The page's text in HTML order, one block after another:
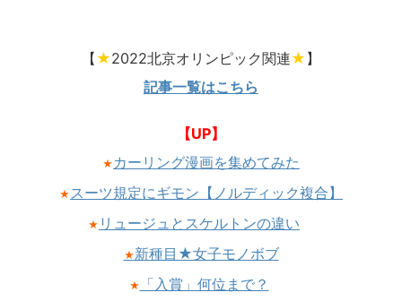
【 ★2022北京オリンピック関連★ 】
記事一覧はこちら
【UP】
★ カーリング漫画を集めてみた
★スーツ規定にギモン【ノルディック複合】
★ リュージュとスケルトンの違い
★新種目★女子モノボブ
★ 「入賞」何位まで？